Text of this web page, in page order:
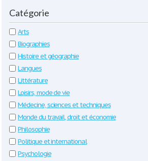
Catégorie
Arts
Biographies
Histoire et géographie
Langues
Littérature
Loisirs, mode de vie
Médecine, sciences et techniques
Monde du travail, droit et économie
Philosophie
Politique et international
Psychologie